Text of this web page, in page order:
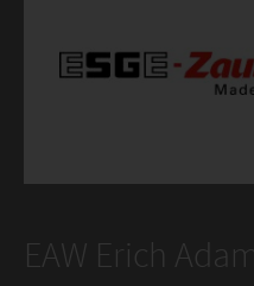
EAW Erich Adam